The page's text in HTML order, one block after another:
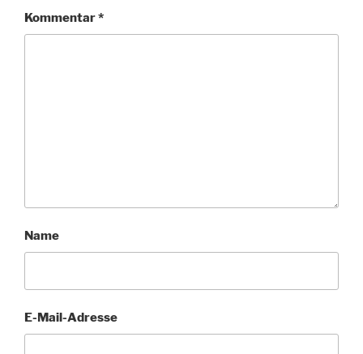
Kommentar*
Name
E-Mail-Adresse